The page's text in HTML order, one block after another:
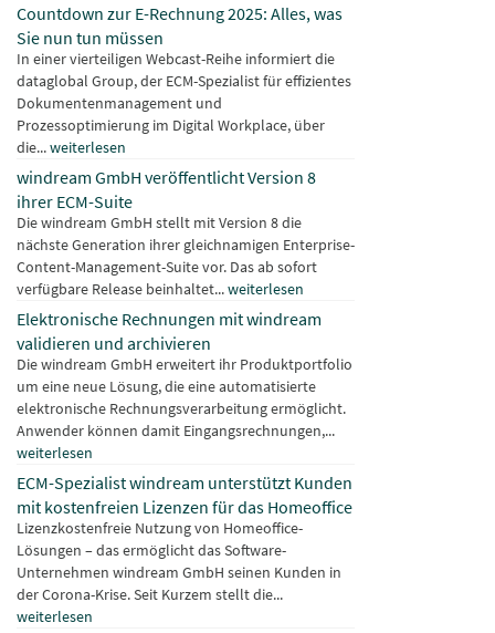
Countdown zur E-Rechnung 2025: Alles, was
Sie nun tun müssen
In einer vierteiligen Webcast-Reihe informiert die
dataglobal Group, der ECM-Spezialist für effizientes
Dokumentenmanagement und
Prozessoptimierung im Digital Workplace, über
die...weiterlesen
windream GmbH veröffentlicht Version 8
ihrer ECM-Suite
Die windream GmbH stellt mit Version 8 die
nächste Generation ihrer gleichnamigen Enterprise-
Content-Management-Suite vor. Das ab sofort
verfügbare Release beinhaltet...weiterlesen
Elektronische Rechnungen mit windream
validieren und archivieren
Die windream GmbH erweitert ihr Produktportfolio
um eine neue Lösung, die eine automatisierte
elektronische Rechnungsverarbeitung ermöglicht.
Anwender können damit Eingangsrechnungen,...
weiterlesen
ECM-Spezialist windream unterstützt Kunden
mit kostenfreien Lizenzen für das Homeoffice
Lizenzkostenfreie Nutzung von Homeoffice-
Lösungen – das ermöglicht das Software-
Unternehmen windream GmbH seinen Kunden in
der Corona-Krise. Seit Kurzem stellt die...
weiterlesen